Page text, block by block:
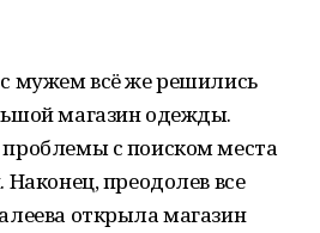
мужем всё же решились
магазин одежды.
с поиском места
Наконец, преодолев все
открыла магазин